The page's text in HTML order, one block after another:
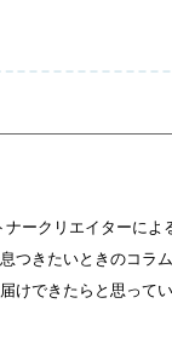
ークリエイターによ
つきたいときのコラ
けできたらと思ってい